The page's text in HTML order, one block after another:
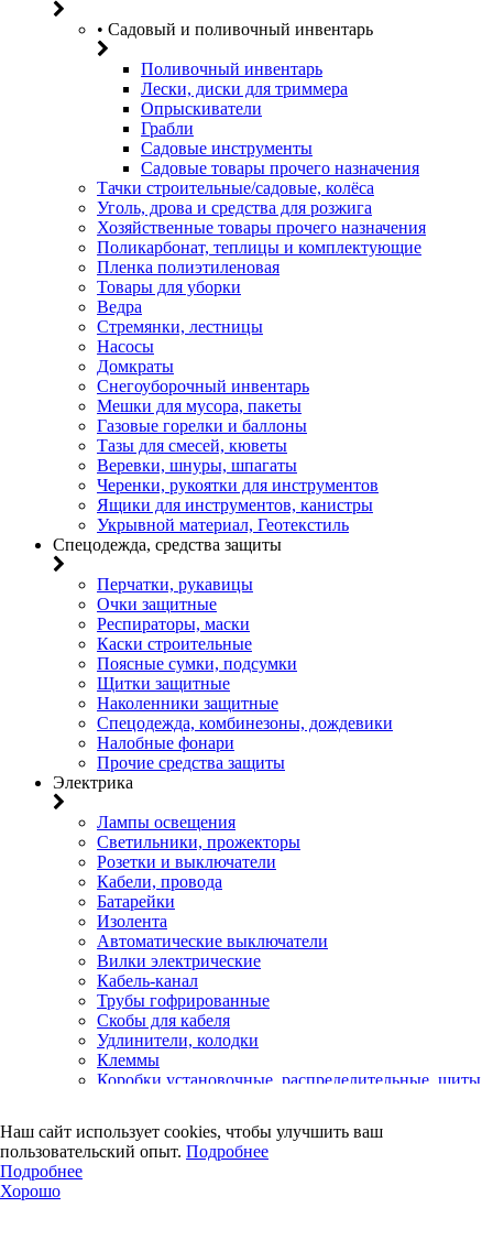
• Садовый и поливочный инвентарь
Поливочный инвентарь
Лески, диски для триммера
Опрыскиватели
Грабли
Садовые инструменты
Садовые товары прочего назначения
Тачки строительные/садовые, колёса
Уголь, дрова и средства для розжига
Хозяйственные товары прочего назначения
Поликарбонат, теплицы и комплектующие
Пленка полиэтиленовая
Товары для уборки
Ведра
Стремянки, лестницы
Насосы
Домкраты
Снегоуборочный инвентарь
Мешки для мусора, пакеты
Газовые горелки и баллоны
Тазы для смесей, кюветы
Веревки, шнуры, шпагаты
Черенки, рукоятки для инструментов
Ящики для инструментов, канистры
Укрывной материал, Геотекстиль
Спецодежда, средства защиты
Перчатки, рукавицы
Очки защитные
Респираторы, маски
Каски строительные
Поясные сумки, подсумки
Щитки защитные
Наколенники защитные
Спецодежда, комбинезоны, дождевики
Налобные фонари
Прочие средства защиты
Электрика
Лампы освещения
Светильники, прожекторы
Розетки и выключатели
Кабели, провода
Батарейки
Изолента
Автоматические выключатели
Вилки электрические
Кабель-канал
Трубы гофрированные
Скобы для кабеля
Удлинители, колодки
Клеммы
Коробки установочные, распределительные, щиты
Двери, сейф
Наш сайт использует cookies, чтобы улучшить ваш
пользовательский опыт. Подробнее
Подробнее
Хорошо